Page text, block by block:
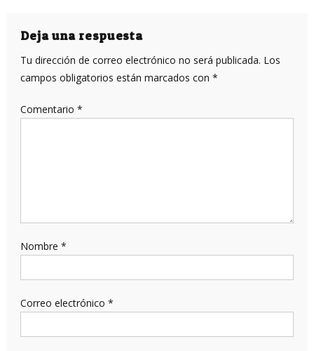
Deja una respuesta
Tu dirección de correo electrónico no será publicada. Los
campos obligatorios están marcados con *
Comentario *
Nombre *
Correo electrónico *